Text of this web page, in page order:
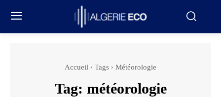
Accueil Tags Météorologie
Tag: météorologie